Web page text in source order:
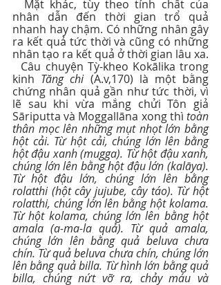
nhân dẫn đến thời gian trổ quả
nhanh hay chậm. Có những nhân gây
ra kết quả tức thời và cũng có những
nhân tạo ra kết quả ở thời gian lâu xa.
kinh Tăng chi (A.v,170) là một bằng
chứng nhân quả gần như tức thời, vì
lẽ sau khi vừa mắng chửi Tôn giả
Sāriputta và Moggallāna xong thì toàn
thân mọc lên những mụt nhọt lớn bằng
hột cải. Từ hột cải, chúng lớn lên bằng
hột đậu xanh (mugga). Từ hột đậu xanh,
chúng lớn lên bằng hột đậu lớn (kalāya).
Từ hột đậu lớn, chúng lớn lên bằng
rolatthi (hột cây jujube, cây táo). Từ hột
rolatthi, chúng lớn lên bằng hột kolama.
Từ hột kolama, chúng lớn lên bằng hột
amala (a-ma-la quả). Từ quả amala,
chúng lớn lên bằng quả beluva chưa
chín. Từ quả beluva chưa chín, chúng lớn
lên bằng quả billa. Từ hình lớn bằng quả
billa, chúng nứt vỡ ra, chảy máu và